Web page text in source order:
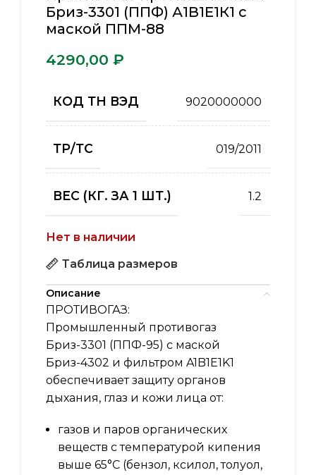
Бриз-3301 (ППФ) А1В1Е1К1 с
маской ППМ-88
₽
КОД ТН ВЭД 9020000000
ТР/ТС 019/2011
ВЕС (КГ. ЗА 1 ШТ.) 1.2
Нет в наличии
Таблица размеров
Описание
ПРОТИВОГАЗ:
Промышленный противогаз
Бриз-3301 (ППФ-95) с маской
Бриз-4302 и фильтром A1B1E1K1
обеспечивает защиту органов
дыхания, глаз и кожи лица от:
газов и паров органических
веществ с температурой кипения
выше 65°С (бензол, ксилол, толуол,